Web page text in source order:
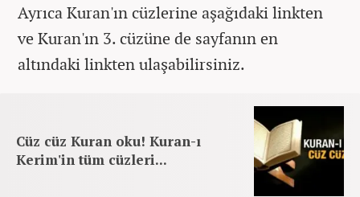
Ayrıca Kuran'ın cüzlerine aşağıdaki linkten
ve Kuran'ın 3. cüzüne de sayfanın en
altındaki linkten ulaşabilirsiniz.
Cüz cüz Kuran oku! Kuran-ı
Kerim'in tüm cüzleri...